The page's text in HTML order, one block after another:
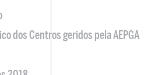
dos Centros geridos pela AEPGA